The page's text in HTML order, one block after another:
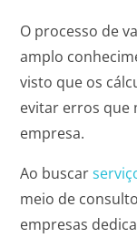
O processo de
amplo
visto que os
evitar erros que
empresa.
Ao buscar
meio de
empresas